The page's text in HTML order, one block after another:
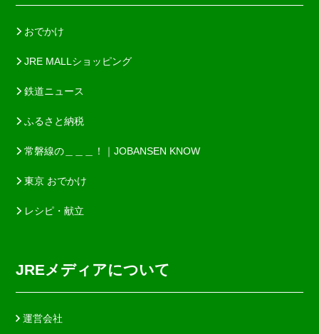
おでかけ
JRE MALLショッピング
鉄道ニュース
ふるさと納税
常磐線の＿＿＿！｜JOBANSEN KNOW
東京 おでかけ
レシピ・献立
JREメディアについて
運営会社